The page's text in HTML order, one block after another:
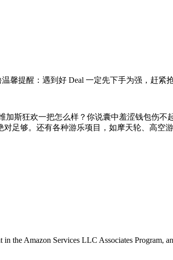
馨提醒：遇到好 Deal 一定先下手为强，赶紧抢
斯狂欢一把怎么样？你说囊中羞涩钱包伤
足够。还有各种游乐项目，如摩天轮、高空
in the Amazon Services LLC Associates Program,